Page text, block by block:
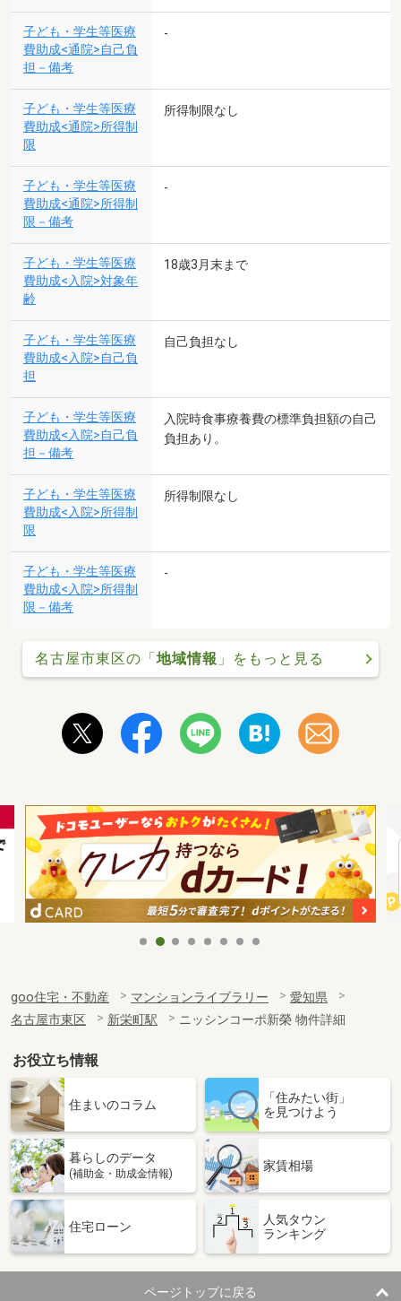
子ども・学生等医療
費助成<通院>自己負
担－備考
-
子ども・学生等医療
費助成<通院>所得制
限
所得制限なし
子ども・学生等医療
費助成<通院>所得制
限－備考
-
子ども・学生等医療
費助成<入院>対象年
齢
18歳3月末まで
子ども・学生等医療
費助成<入院>自己負
担
自己負担なし
子ども・学生等医療
費助成<入院>自己負
担－備考
入院時食事療養費の標準負担額の自己
負担あり。
子ども・学生等医療
費助成<入院>所得制
限
所得制限なし
子ども・学生等医療
費助成<入院>所得制
限－備考
-
名古屋市東区の「地域情報 」をもっと見る
goo住宅・不動産 マンションライブラリー
愛知県
名古屋市東区
新栄町駅 ニッシンコーポ新榮 物件詳細
お役立ち情報
住まいのコラム
「住みたい街」
を見つけよう
暮らしのデータ
(補助金・助成金情報)
家賃相場
住宅ローン
人気タウン
ランキング
ページトップに戻る